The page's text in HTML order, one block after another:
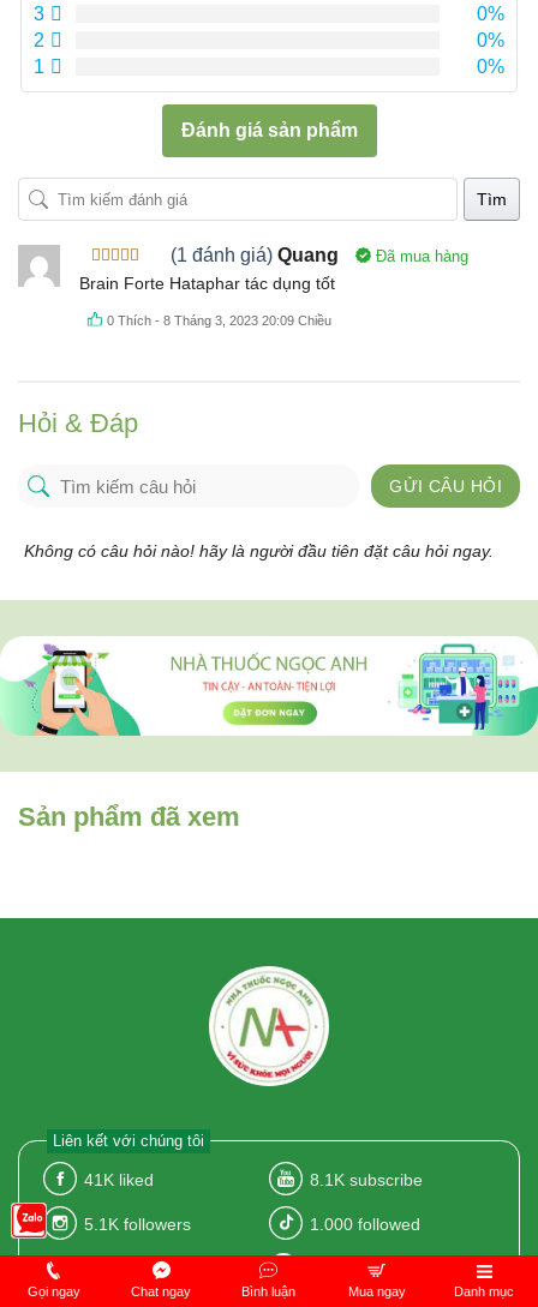
3
0%
2
0%
1
0%
Đánh giá sản phẩm
Tìm
Được xếp
hạng 5
sao
(1 đánh giá) Quang Đã mua hàng
Brain Forte Hataphar tác dụng tốt
0 Thích -8 Tháng 3, 2023 20:09 Chiều
Hỏi & Đáp
GỬI CÂU HỎI
Không có câu hỏi nào! hãy là người đầu tiên đặt câu hỏi ngay.
Sản phẩm đã xem
Liên kết với chúng tôi
41K liked 8.1K subscribe
5.1K followers 1.000 followed
followed followed
Gọi ngay Chat ngay Bình luận Mua ngay Danh mục